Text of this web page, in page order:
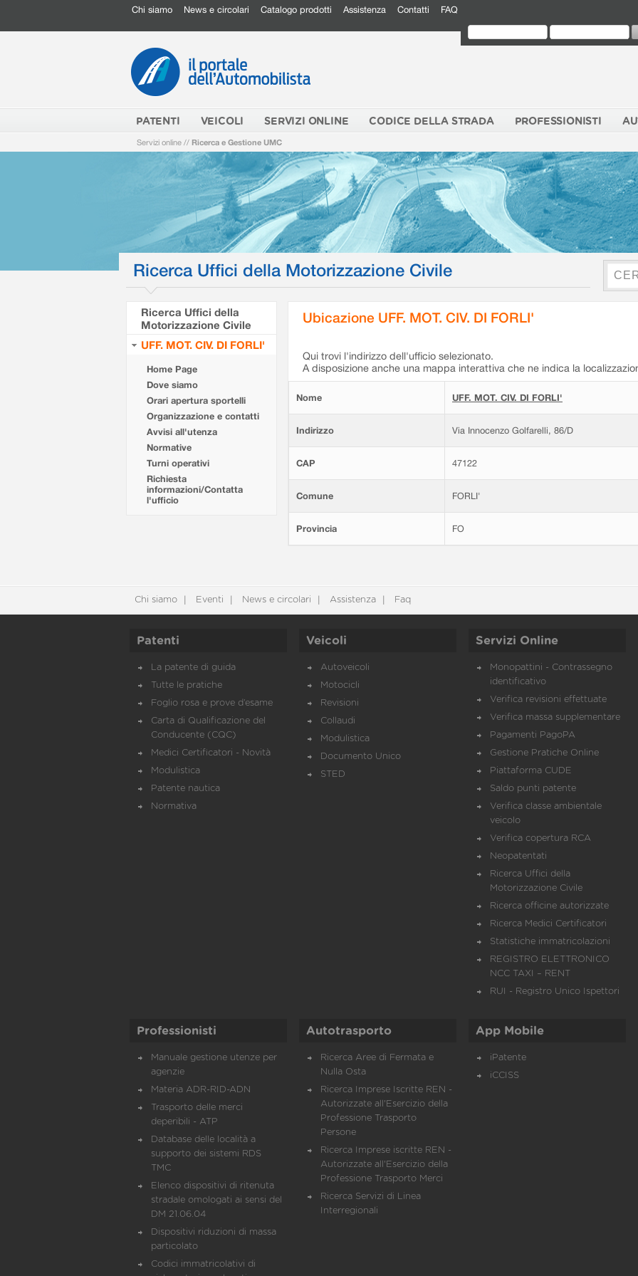
Chi siamo News e circolari Catalogo prodotti Assistenza Contatti FAQ
PATENTI VEICOLI SERVIZI ONLINE CODICE DELLA STRADA PROFESSIONISTI
Servizi online // Ricerca e Gestione UMC
Ricerca Uffici della Motorizzazione Civile
Ricerca Uffici della
Motorizzazione Civile
UFF. MOT. CIV. DI FORLI'
Home Page
Dove siamo
Orari apertura sportelli
Organizzazione e contatti
Avvisi all'utenza
Normative
Turni operativi
Richiesta
informazioni/Contatta
l'ufficio
Ubicazione UFF. MOT. CIV. DI FORLI'
Qui trovi l'indirizzo dell'ufficio selezionato.
A disposizione anche una mappa interattiva che ne indica la
Nome UFF. MOT. CIV. DI FORLI'
Indirizzo Via Innocenzo Golfarelli, 86/D
CAP 47122
Comune FORLI'
Provincia FO
Chi siamo Eventi News e circolari Assistenza Faq
Patenti
La patente di guida
Tutte le pratiche
Foglio rosa e prove d’esame
Carta di Qualificazione del
Conducente (CQC)
Medici Certificatori - Novità
Modulistica
Patente nautica
Normativa
Veicoli
Autoveicoli
Motocicli
Revisioni
Collaudi
Modulistica
Documento Unico
STED
Servizi Online
Monopattini - Contrassegno
identificativo
Verifica revisioni effettuate
Verifica massa supplementare
Pagamenti PagoPA
Gestione Pratiche Online
Piattaforma CUDE
Saldo punti patente
Verifica classe ambientale
veicolo
Verifica copertura RCA
Neopatentati
Ricerca Uffici della
Motorizzazione Civile
Ricerca officine autorizzate
Ricerca Medici Certificatori
Statistiche immatricolazioni
REGISTRO ELETTRONICO
NCC TAXI – RENT
RUI - Registro Unico Ispettori
Professionisti
Manuale gestione utenze per
agenzie
Materia ADR-RID-ADN
Trasporto delle merci
deperibili - ATP
Database delle località a
supporto dei sistemi RDS
TMC
Elenco dispositivi di ritenuta
stradale omologati ai sensi del
DM 21.06.04
Dispositivi riduzioni di massa
particolato
Codici immatricolativi di
Autotrasporto
Ricerca Aree di Fermata e
Nulla Osta
Ricerca Imprese Iscritte REN -
Autorizzate all'Esercizio della
Professione Trasporto
Persone
Ricerca Imprese iscritte REN -
Autorizzate all'Esercizio della
Professione Trasporto Merci
Ricerca Servizi di Linea
Interregionali
App Mobile
iPatente
iCCISS